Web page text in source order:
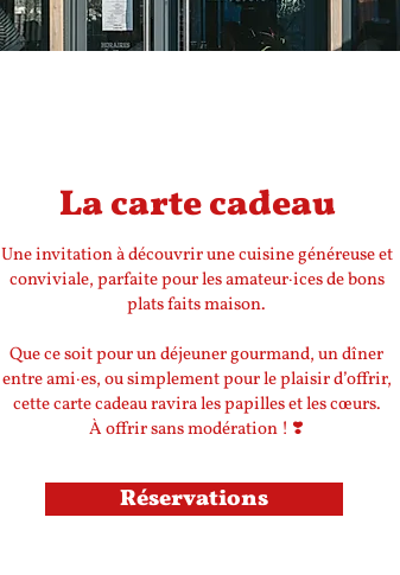
La carte cadeau
Une invitation à découvrir une cuisine généreuse et
conviviale, parfaite pour les amateur·ices de bons
plats faits maison.
Que ce soit pour un déjeuner gourmand, un dîner
entre ami·es, ou simplement pour le plaisir d’offrir,
cette carte cadeau ravira les papilles et les cœurs.
À offrir sans modération ! ❣️
Réservations